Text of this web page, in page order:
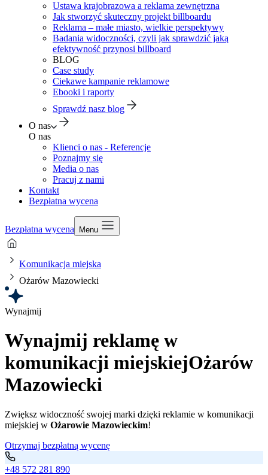
Ustawa krajobrazowa a reklama zewnętrzna
Jak stworzyć skuteczny projekt billboardu
Reklama – małe miasto, wielkie perspektywy
Badania widoczności, czyli jak sprawdzić jaką
efektywność przynosi billboard
BLOG
Case study
Ciekawe kampanie reklamowe
Ebooki i raporty
Sprawdź nasz blog
O nas
O nas
Klienci o nas - Referencje
Poznajmy się
Media o nas
Pracuj z nami
Kontakt
Bezpłatna wycena
Bezpłatna wycena Menu
Komunikacja miejska
Ożarów Mazowiecki
Wynajmij
Wynajmij reklamę w
komunikacji miejskiejOżarów
Mazowiecki
Zwiększ widoczność swojej marki dzięki reklamie w komunikacji
miejskiej w Ożarowie Mazowieckim!
Otrzymaj bezpłatną wycenę
+48 572 281 890